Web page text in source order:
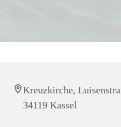
Kreuzkirche,
34119 Kassel